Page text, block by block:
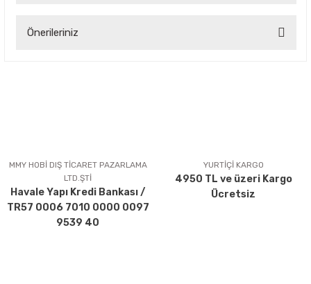
Önerileriniz
Ürün açıklamasında eksik bilgiler bulunuyor.
Ürün bilgilerinde hatalar bulunuyor.
Ürün fiyatı diğer sitelerden daha pahalı.
Bu ürüne benzer farklı alternatifler olmalı.
MMY HOBİ DIŞ TİCARET PAZARLAMA
LTD.ŞTİ
Havale Yapı Kredi Bankası /
TR57 0006 7010 0000 0097
9539 40
YURTİÇİ KARGO
4950 TL ve üzeri Kargo
Ücretsiz